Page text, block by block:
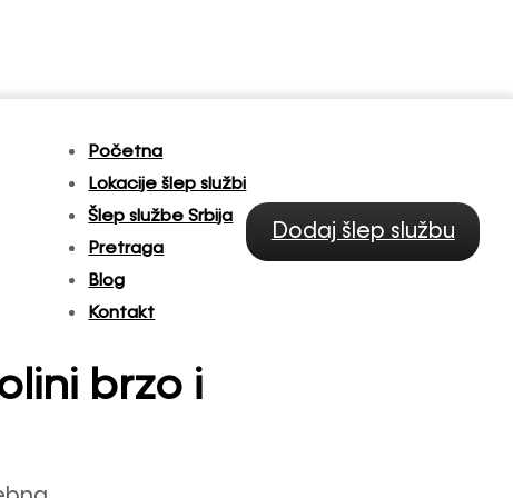
Početna
Lokacije šlep službi
Šlep službe Srbija
Pretraga
Blog
Kontakt
Dodaj šlep službu
brzo i